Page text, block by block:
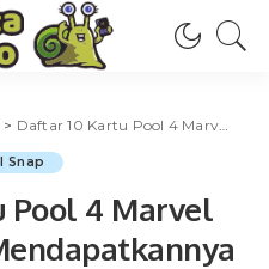
> Daftar 10 Kartu Pool 4 Marvel Snap dan Cara Mendapatkannya
Snap
Pool 4 Marvel